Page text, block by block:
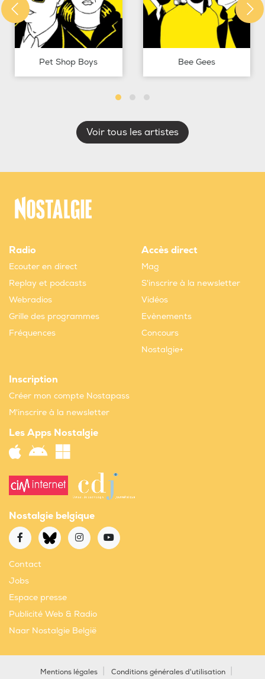
Pet Shop Boys Bee Gees
Voir tous les artistes
Radio
Ecouter en direct
Replay et podcasts
Webradios
Grille des programmes
Fréquences
Accès direct
Mag
S'inscrire à la newsletter
Vidéos
Evènements
Concours
Nostalgie+
Inscription
Créer mon compte Nostapass
M'inscrire à la newsletter
Les Apps Nostalgie
Nostalgie belgique
Contact
Jobs
Espace presse
Publicité Web & Radio
Naar Nostalgie België
Mentions légales Conditions générales d'utilisation